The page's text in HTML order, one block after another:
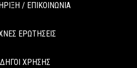
/ ΕΠΙΚΟΙΝΩΝΙΑ
ΕΡΩΤΗΣΕΙΣ
ΧΡΗΣΗΣ